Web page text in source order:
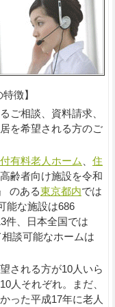
徴】
相談、資料請求、
を希望される方のご
有料老人ホーム
住
齢者向け施設を令和
のある東京都内では
能な施設は686
件、日本全国では
談可能なホームは
れる方が10人いら
人それぞれ。まだ、
った平成17年に老人